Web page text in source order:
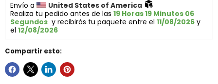
Envío a
United States of America
Realiza tu pedido antes de las 19 Horas 19 Minutos 06
Segundos
  y recibirás tu paquete entre el
11/08/2026 y
el 12/08/2026
Compartir esto: